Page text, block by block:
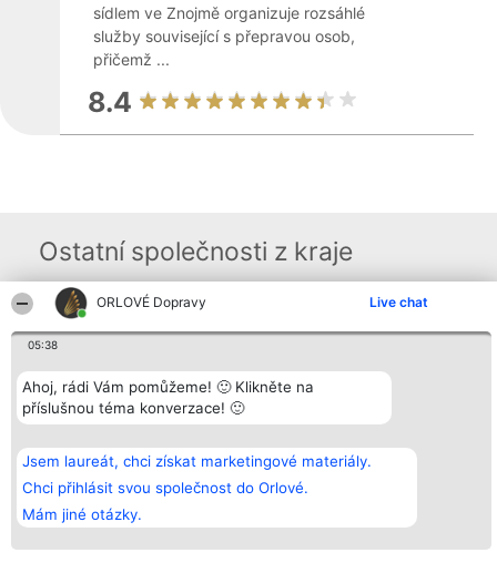
ORLOVÉ Dopravy Live chat
05:38
Ahoj, rádi Vám pomůžeme! 🙂 Klikněte na
příslušnou téma konverzace! 🙂
Jsem laureát, chci získat marketingové materiály.
Chci přihlásit svou společnost do Orlové.
Mám jiné otázky.
sídlem ve Znojmě organizuje rozsáhlé
služby související s přepravou osob,
přičemž ...
8.4
Ostatní společnosti z kraje
Bright Side Solutions sp. z o.
ul. Ruska 22
Wrocław 50-079
KRS 0000749100 | Regon
381313360 | NIP 8943132676
laureátů
Zásady
Pravidla
Zásady
osobních údajů